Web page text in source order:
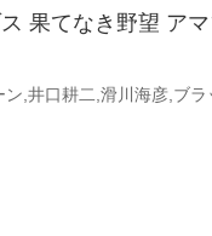
果てなき野望 ア
ン,井口耕二,滑川海彦,ブ